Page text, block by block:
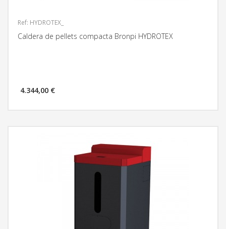
Ref: HYDROTEX_
Caldera de pellets compacta Bronpi HYDROTEX
4.344,00 €